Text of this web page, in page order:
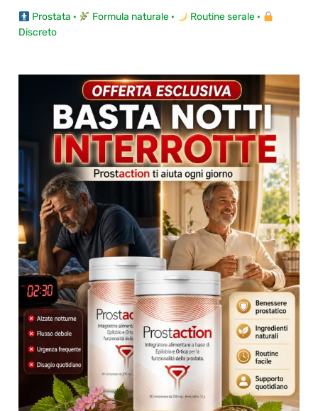
Prostata · Formula naturale ·
Routine serale ·
Discreto